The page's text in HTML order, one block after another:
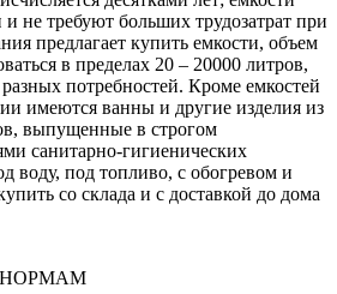
не требуют больших трудозатрат при
предлагает купить емкости, объем
в пределах 20 – 20000 литров,
потребностей. Кроме емкостей
имеются ванны и другие изделия из
выпущенные в строгом
санитарно-гигиенических
воду, под топливо, с обогревом и
со склада и с доставкой до дома